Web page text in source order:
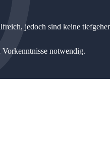
jedoch sind keine
notwendig.